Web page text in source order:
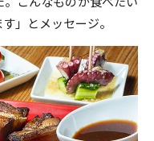
」とメッセージ。